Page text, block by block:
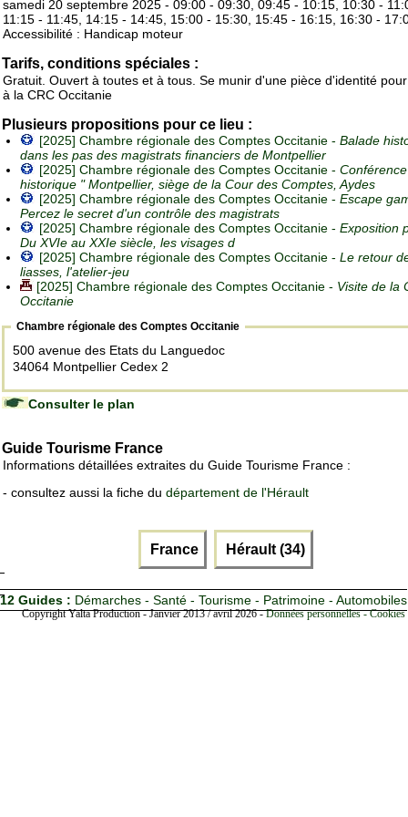
samedi 20 septembre 2025 - 09:00 - 09:30, 09:45 - 10:15, 10:30 -
11:15 - 11:45, 14:15 - 14:45, 15:00 - 15:30, 15:45 - 16:15, 16:30 -
Accessibilité : Handicap moteur
Tarifs, conditions spéciales :
Gratuit. Ouvert à toutes et à tous. Se munir d'une pièce d'identité
à la CRC Occitanie
Plusieurs propositions pour ce lieu :
[2025] Chambre régionale des Comptes Occitanie - Balade
dans les pas des magistrats financiers de Montpellier
[2025] Chambre régionale des Comptes Occitanie - Conférence
historique " Montpellier, siège de la Cour des Comptes, Aydes
[2025] Chambre régionale des Comptes Occitanie - Escape
Percez le secret d'un contrôle des magistrats
[2025] Chambre régionale des Comptes Occitanie - Exposition
Du XVIe au XXIe siècle, les visages d
[2025] Chambre régionale des Comptes Occitanie - Le retour
liasses, l'atelier-jeu
[2025] Chambre régionale des Comptes Occitanie - Visite de la
Occitanie
Chambre régionale des Comptes Occitanie
500 avenue des Etats du Languedoc
34064 Montpellier Cedex 2
Consulter le plan
Guide Tourisme France
Informations détaillées extraites du Guide Tourisme France :
- consultez aussi la fiche du département de l'Hérault
France Hérault (34)
12 Guides : Démarches - Santé - Tourisme - Patrimoine - Automobiles
Copyright Yalta Production - Janvier 2013 / avril 2026 -Données personnelles -